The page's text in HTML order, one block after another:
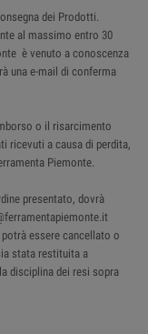
dei Prodotti.
al massimo entro 30
è venuto a conoscenza
una e-mail di conferma
o il risarcimento
ricevuti a causa di perdita,
Piemonte.
presentato, dovrà
essere cancellato o
stata restituita a
disciplina dei resi sopra